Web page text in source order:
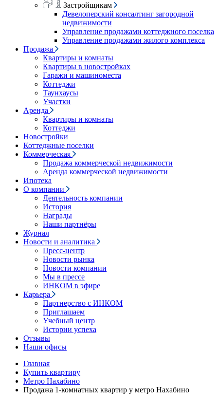
Застройщикам
Девелоперский консалтинг загородной
недвижимости
Управление продажами коттеджного поселка
Управление продажами жилого комплекса
Продажа
Квартиры и комнаты
Квартиры в новостройках
Гаражи и машиноместа
Коттеджи
Таунхаусы
Участки
Аренда
Квартиры и комнаты
Коттеджи
Новостройки
Коттеджные поселки
Коммерческая
Продажа коммерческой недвижимости
Аренда коммерческой недвижимости
Ипотека
О компании
Деятельность компании
История
Награды
Наши партнёры
Журнал
Новости и аналитика
Пресс-центр
Новости рынка
Новости компании
Мы в прессе
ИНКОМ в эфире
Карьера
Партнерство с ИНКОМ
Приглашаем
Учебный центр
Истории успеха
Отзывы
Наши офисы
Главная
Купить квартиру
Метро Нахабино
Продажа 1-комнатных квартир у метро Нахабино